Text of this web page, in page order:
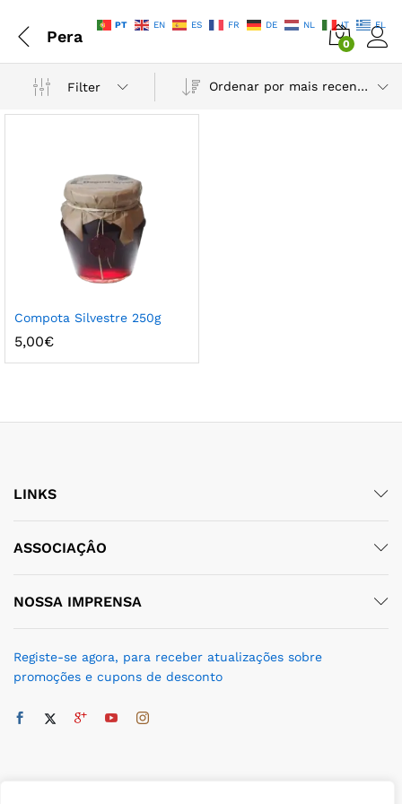
Pera 0
Filter Ordenar por mais recentes
Compota Silvestre 250g
5,00€
LINKS
ASSOCIAÇÂO
NOSSA IMPRENSA
Registe-se agora, para receber atualizações sobre
promoções e cupons de desconto
PT EN ES FR DE NL IT EL